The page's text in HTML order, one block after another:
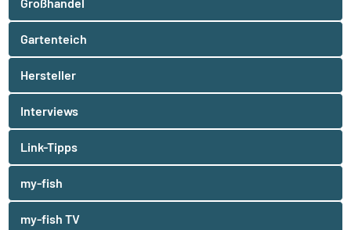
Gartenteich
Hersteller
Interviews
Link-Tipps
my-fish
my-fish TV